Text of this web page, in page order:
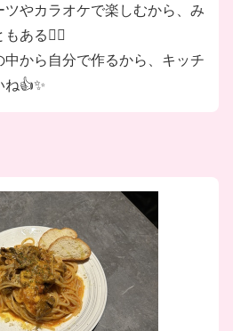
が♪／
定感
生アリ
◎
やカラオケで楽しむから、み
ある❤️‍🔥
から自分で作るから、キッチ
👍✨